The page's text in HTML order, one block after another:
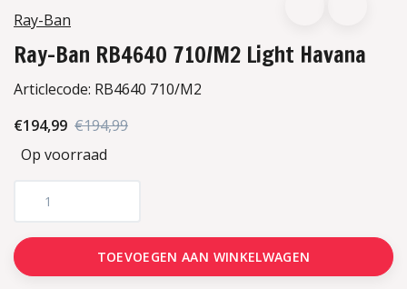
Ray-Ban
Ray-Ban RB4640 710/M2 Light Havana
Articlecode: RB4640 710/M2
€194,99 €194,99
Op voorraad
TOEVOEGEN AAN WINKELWAGEN